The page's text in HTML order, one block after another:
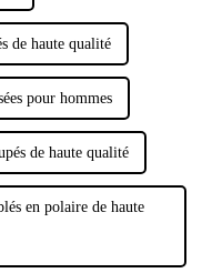
de haute qualité
pour hommes
de haute qualité
en polaire de haute